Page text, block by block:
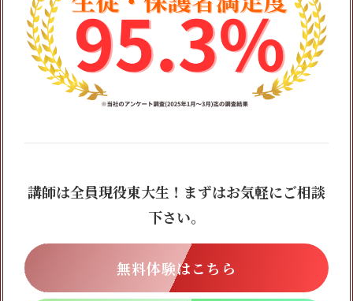
講師は全員現役東大生！まずはお気軽にご相談
下さい。
無料体験はこちら